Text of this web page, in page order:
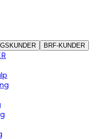
BRF-KUNDER